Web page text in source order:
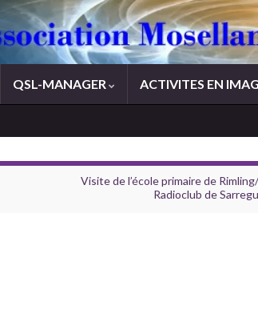
QSL-MANAGER ACTIVITES EN
Visite de l’école primaire de
Radioclub de